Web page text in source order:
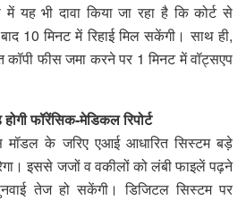
यह भी दावा किया जा रहा है कि कोर्ट से
10 मिनट में रिहाई मिल सकेंगी। साथ ही,
फीस जमा करने पर 1 मिनट में वॉट्सएप
फॉरेंसिक-मेडिकल रिपोर्ट
मॉडल के जरिए एआई आधारित सिस्टम बड़े
इससे जजों व वकीलों को लंबी फाइलें पढ़ने
तेज हो सकेंगी। डिजिटल सिस्टम पर